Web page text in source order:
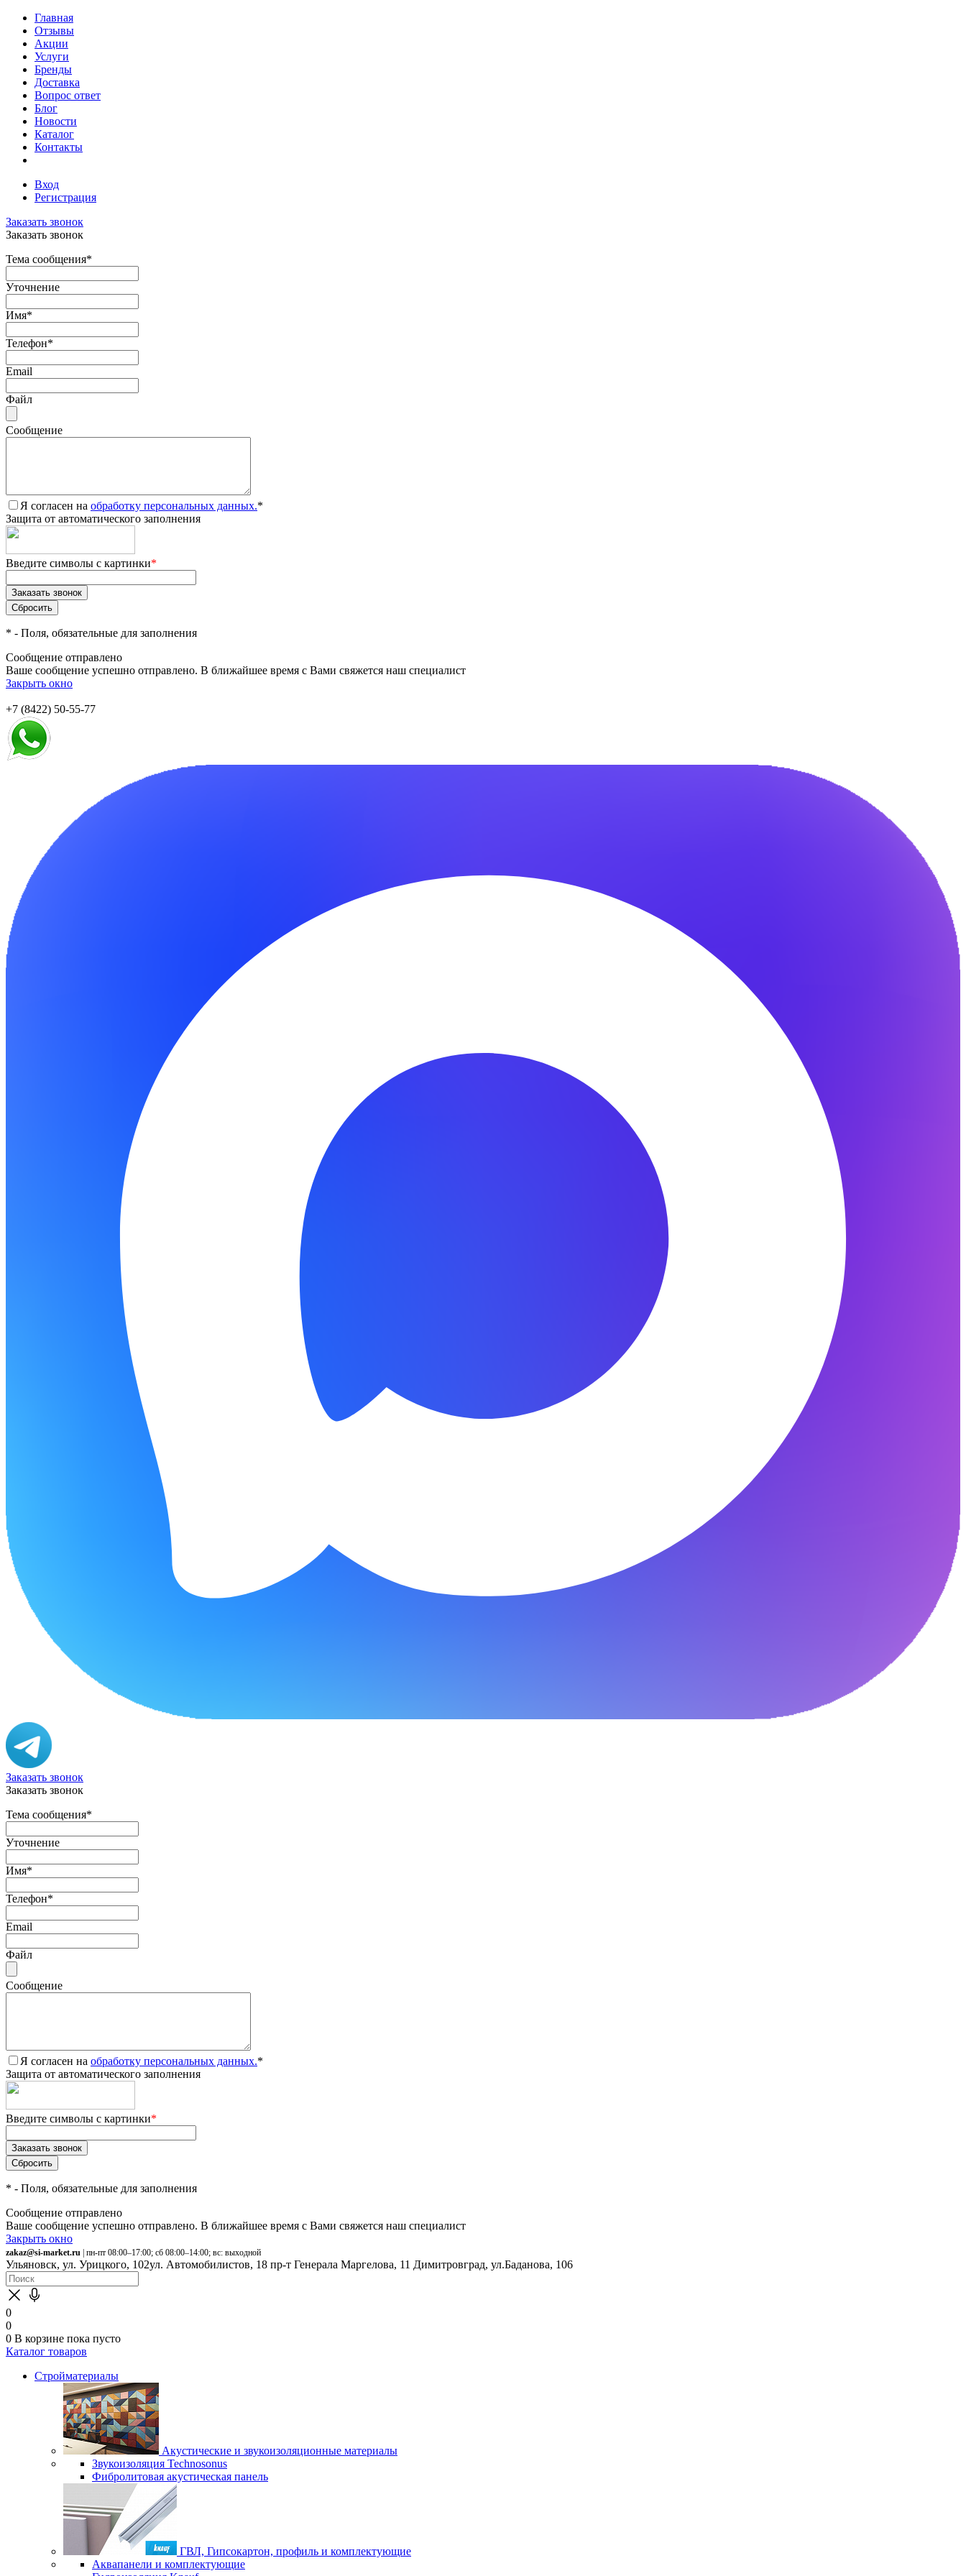
Главная
Отзывы
Акции
Услуги
Бренды
Доставка
Вопрос ответ
Блог
Новости
Каталог
Контакты
Вход
Регистрация
Заказать звонок
Заказать звонок
Тема сообщения*
Уточнение
Имя*
Телефон*
Email
Файл
Сообщение
Я согласен на обработку персональных данных.*
Защита от автоматического заполнения
Введите символы с картинки*
* - Поля, обязательные для заполнения
Сообщение отправлено
Ваше сообщение успешно отправлено. В ближайшее время с Вами свяжется наш специалист
Закрыть окно
+7 (8422) 50-55-77
Заказать звонок
Заказать звонок
Тема сообщения*
Уточнение
Имя*
Телефон*
Email
Файл
Сообщение
Я согласен на обработку персональных данных.*
Защита от автоматического заполнения
Введите символы с картинки*
* - Поля, обязательные для заполнения
Сообщение отправлено
Ваше сообщение успешно отправлено. В ближайшее время с Вами свяжется наш специалист
Закрыть окно
zakaz@si-market.ru | пн-пт 08:00–17:00; сб 08:00–14:00; вс: выходной
Ульяновск, ул. Урицкого, 102ул. Автомобилистов, 18 пр-т Генерала Маргелова, 11 Димитровград, ул.Баданова, 106
0
0
0 В корзине пока пусто
Каталог товаров
Стройматериалы
Акустические и звукоизоляционные материалы
Звукоизоляция Technosonus
Фибролитовая акустическая панель
ГВЛ, Гипсокартон, профиль и комплектующие
Аквапанели и комплектующие